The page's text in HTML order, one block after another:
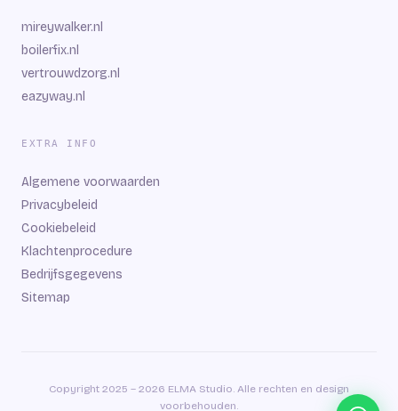
mireywalker.nl
boilerfix.nl
vertrouwdzorg.nl
eazyway.nl
EXTRA INFO
Algemene voorwaarden
Privacybeleid
Cookiebeleid
Klachtenprocedure
Bedrijfsgegevens
Sitemap
Copyright 2025 – 2026 ELMA Studio. Alle rechten en design
voorbehouden.